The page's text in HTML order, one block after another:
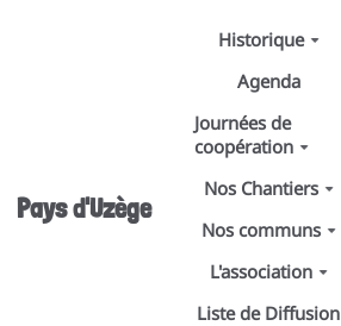
Aller au contenu principal
Pays d'Uzège
Historique
Agenda
Journées de
coopération
Nos Chantiers
Nos communs
L'association
Liste de Diffusion